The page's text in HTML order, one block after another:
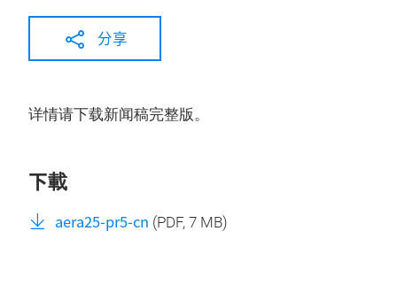
分享
详情请下载新闻稿完整版。
下載
aera25-pr5-cn (PDF, 7 MB)